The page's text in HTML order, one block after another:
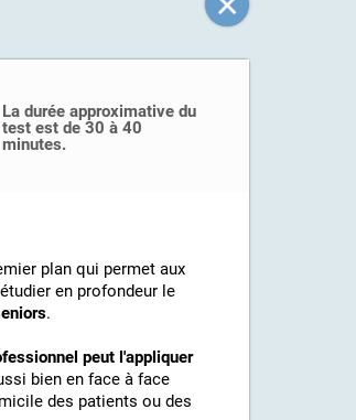
La durée approximative du
test est de 30 à 40
minutes.
plan qui permet aux
en profondeur le
.
peut l'appliquer
bien en face à face
des patients ou des